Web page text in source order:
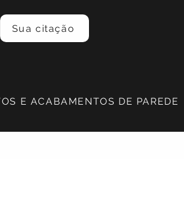
Sua citação
E ACABAMENTOS DE PAREDE